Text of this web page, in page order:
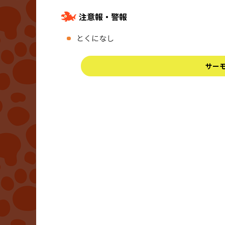
注意報・警報
とくになし
サー